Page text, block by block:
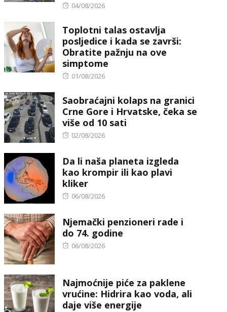
Posted
04/08/2026
Toplotni talas ostavlja
posljedice i kada se završi:
Obratite pažnju na ove
simptome
Posted
01/08/2026
Saobraćajni kolaps na granici
Crne Gore i Hrvatske, čeka se
više od 10 sati
Posted
02/08/2026
Da li naša planeta izgleda
kao krompir ili kao plavi
kliker
Posted
06/08/2026
Njemački penzioneri rade i
do 74. godine
Posted
06/08/2026
Najmoćnije piće za paklene
vrućine: Hidrira kao voda, ali
daje više energije